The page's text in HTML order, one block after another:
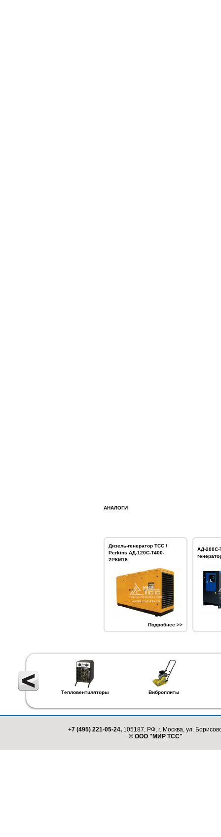
АНАЛОГИ
Дизель-генератор ТСС /
Perkins АД-120С-Т400-
2РКМ18
Подробнее >>
АД-200С-
Тепловентиляторы Виброплиты
+7 (495) 221-05-24, 105187, РФ, г. Москва, ул.
© ООО "МИР ТСС"